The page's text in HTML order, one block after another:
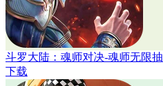
斗罗大陆：魂师对决-魂师无限抽
下载